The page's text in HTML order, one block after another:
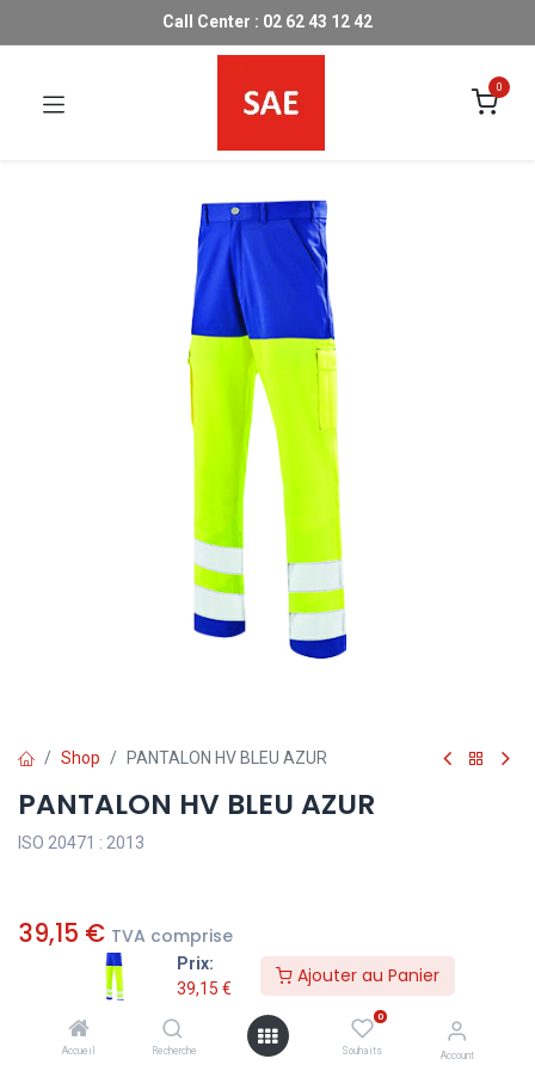
Prix:
39,15 €
Ajouter au Panier
Accueil Recherche
0
Souhaits Account
Call Center : 02 62 43 12 42
0
Shop PANTALON HV BLEU AZUR
PANTALON HV BLEU AZUR
ISO 20471 : 2013
39,15 € TVA comprise
Ajouter au Panier